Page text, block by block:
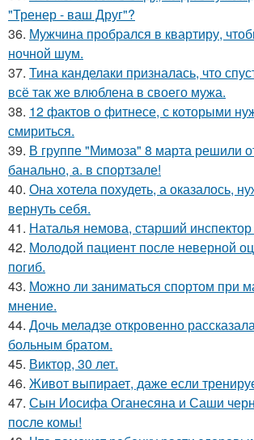
"Тренер - ваш Друг"?
36. Мужчина пробрался в квартиру,
ночной шум.
37. Тина канделаки призналась, что
всё так же влюблена в своего мужа.
38. 12 фактов о фитнесе, с которыми
смириться.
39. В группе "Мимоза" 8 марта решили
банально, а. в спортзале!
40. Она хотела похудеть, а оказалось,
вернуть себя.
41. Наталья немова, старший инспектор
42. Молодой пациент после неверной
погиб.
43. Можно ли заниматься спортом при
мнение.
44. Дочь меладзе откровенно
больным братом.
45. Виктор, 30 лет.
46. Живот выпирает, даже если
47. Сын Иосифа Оганесяна и Саши
после комы!